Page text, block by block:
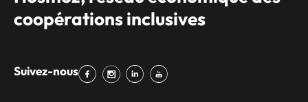
coopérations inclusives
Suivez-nous